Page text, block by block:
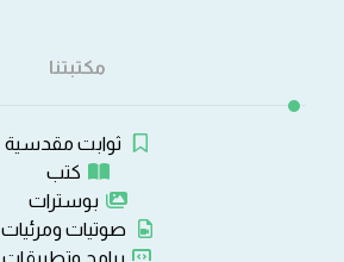
مكتبتنا
ثوابت مقدسية
كتب
بوسترات
صوتيات ومرئيات